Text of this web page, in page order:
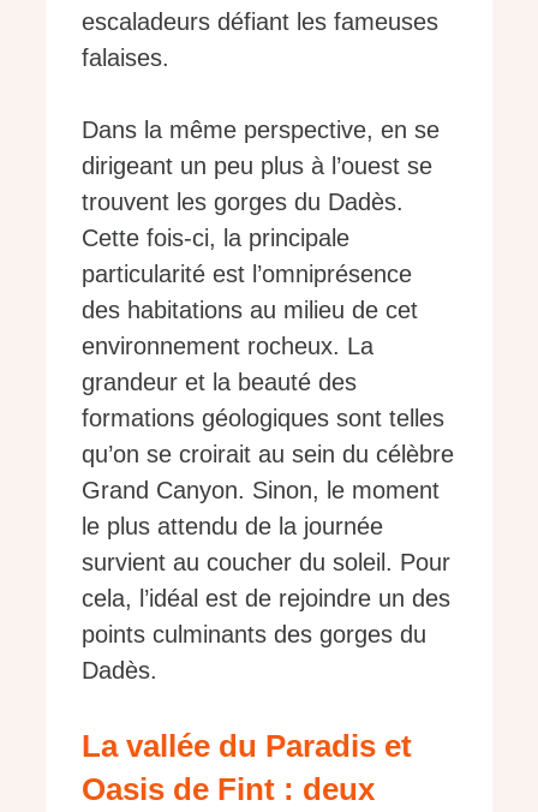
escaladeurs défiant les fameuses
falaises.
Dans la même perspective, en se
dirigeant un peu plus à l’ouest se
trouvent les gorges du Dadès.
Cette fois-ci, la principale
particularité est l’omniprésence
des habitations au milieu de cet
environnement rocheux. La
grandeur et la beauté des
formations géologiques sont telles
qu’on se croirait au sein du célèbre
Grand Canyon. Sinon, le moment
le plus attendu de la journée
survient au coucher du soleil. Pour
cela, l’idéal est de rejoindre un des
points culminants des gorges du
Dadès.
La vallée du Paradis et
Oasis de Fint : deux